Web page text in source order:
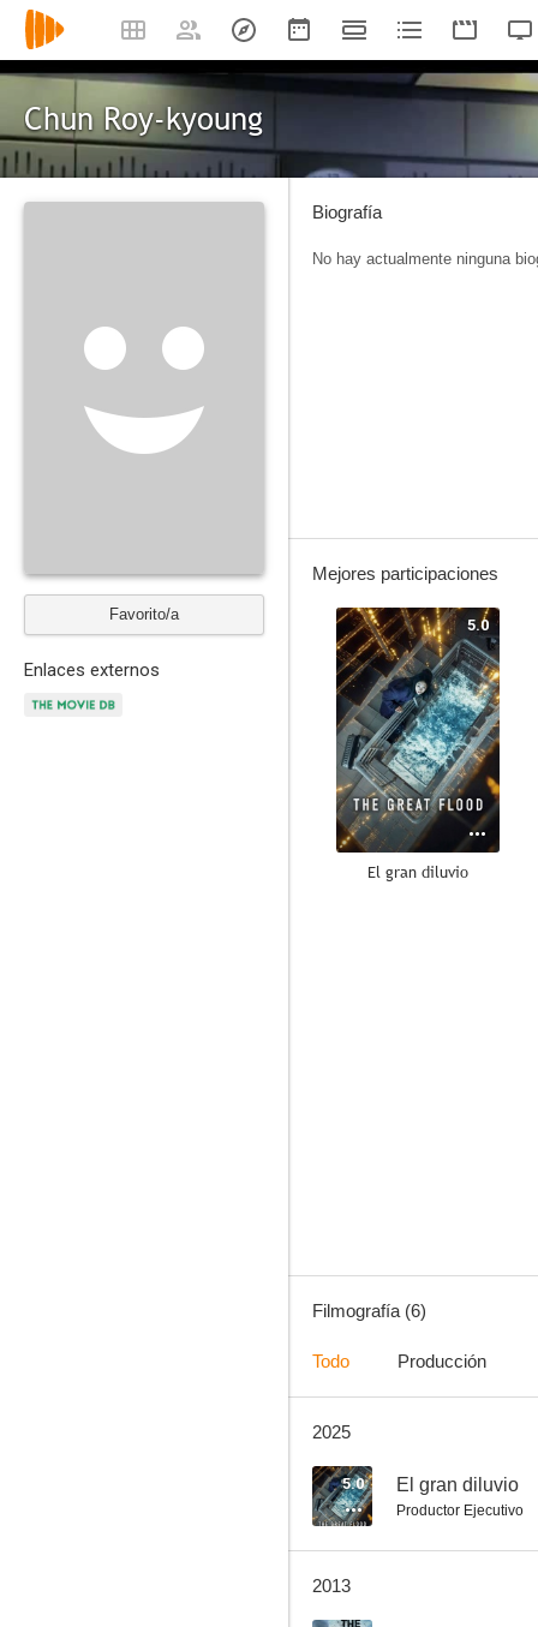
Chun Roy-kyoung
Favorito/a
Enlaces externos
Biografía
No hay actualmente ninguna
Mejores participaciones
5.0
El gran diluvio
Filmografía (6)
Todo Producción
2025
5.0 El gran diluvio
Productor Ejecutivo
2013